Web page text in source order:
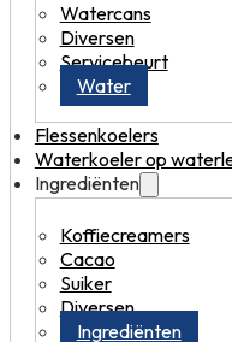
Watercans
Diversen
Servicebeurt
Water
Flessenkoelers
Waterkoeler op
Ingrediënten
Koffiecreamers
Cacao
Suiker
Diversen
Ingrediënten